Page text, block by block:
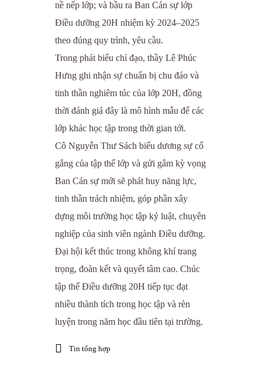
nề nếp lớp; và bầu ra Ban Cán sự lớp
Điều dưỡng 20H nhiệm kỳ 2024–2025
theo đúng quy trình, yêu cầu.
Trong phát biểu chỉ đạo, thầy Lê Phúc
Hưng ghi nhận sự chuẩn bị chu đáo và
tinh thần nghiêm túc của lớp 20H, đồng
thời đánh giá đây là mô hình mẫu để các
lớp khác học tập trong thời gian tới.
Cô Nguyễn Thư Sách biểu dương sự cố
gắng của tập thể lớp và gửi gắm kỳ vọng
Ban Cán sự mới sẽ phát huy năng lực,
tinh thần trách nhiệm, góp phần xây
dựng môi trường học tập kỷ luật, chuyên
nghiệp của sinh viên ngành Điều dưỡng.
Đại hội kết thúc trong không khí trang
trọng, đoàn kết và quyết tâm cao. Chúc
tập thể Điều dưỡng 20H tiếp tục đạt
nhiều thành tích trong học tập và rèn
luyện trong năm học đầu tiên tại trường.
Tin tổng hợp